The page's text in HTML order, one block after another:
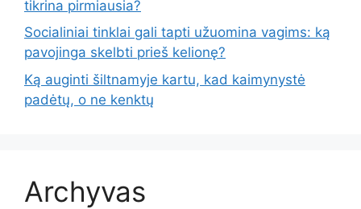
tikrina pirmiausia?
Socialiniai tinklai gali tapti užuomina vagims: ką
pavojinga skelbti prieš kelionę?
Ką auginti šiltnamyje kartu, kad kaimynystė
padėtų, o ne kenktų
Archyvas